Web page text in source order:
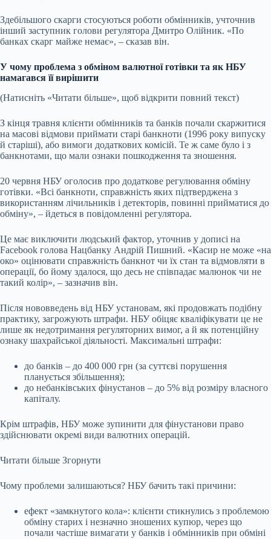
Здебільшого скарги стосуються роботи обмінників, учточнив
інший заступник голови регулятора Дмитро Олійник. «По
банках скарг майже немає», – сказав він.
У чому проблема з обміном валютної готівки та як НБУ
намагався її вирішити
(Натисніть «Читати більше», щоб відкрити повний текст)
З кінця травня клієнти обмінників та банків почали скаржитися
на масові відмови приймати старі банкноти (1996 року випуску
й старіші), або вимоги додаткових комісій. Те ж саме було і з
банкнотами, що мали ознаки пошкодження та зношення.
20 червня НБУ оголосив про додаткове регулювання обміну
готівки. «Всі банкноти, справжність яких підтверджена з
використанням лічильників і детекторів, повинні прийматися до
обміну», – йдеться в повідомленні регулятора.
Це має виключити людський фактор, уточнив у дописі на
Facebook голова Нацбанку Андрій Пишний. «Касир не може «на
око» оцінювати справжність банкнот чи їх стан та відмовляти в
операції, бо йому здалося, що десь не співпадає малюнок чи не
такий колір», – зазначив він.
Після нововведень від НБУ установам, які продовжать подібну
практику, загрожують штрафи. НБУ обіцяє кваліфікувати це не
лише як недотримання регуляторних вимог, а й як потенційну
ознаку шахрайської діяльності. Максимальні штрафи:
до банків – до 400 000 грн (за суттєві порушення
планується збільшення);
до небанківських фінустанов – до 5% від розміру власного
капіталу.
Крім штрафів, НБУ може зупинити для фінустанови право
здійснювати окремі види валютних операцій.
Читати більше Згорнути
Чому проблеми залишаються? НБУ бачить такі причини:
ефект «замкнутого кола»: клієнти стикнулись з проблемою
обміну старих і незначно зношених купюр, через що
почали частіше вимагати у банків і обмінників при обміні